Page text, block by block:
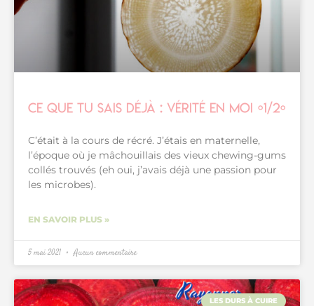
Ce que tu sais déjà : vérité en moi {1/2}
C’était à la cours de récré. J’étais en maternelle,
l’époque où je mâchouillais des vieux chewing-gums
collés trouvés (eh oui, j’avais déjà une passion pour
les microbes).
EN SAVOIR PLUS »
5 mai 2021 Aucun commentaire
LES DURS À CUIRE